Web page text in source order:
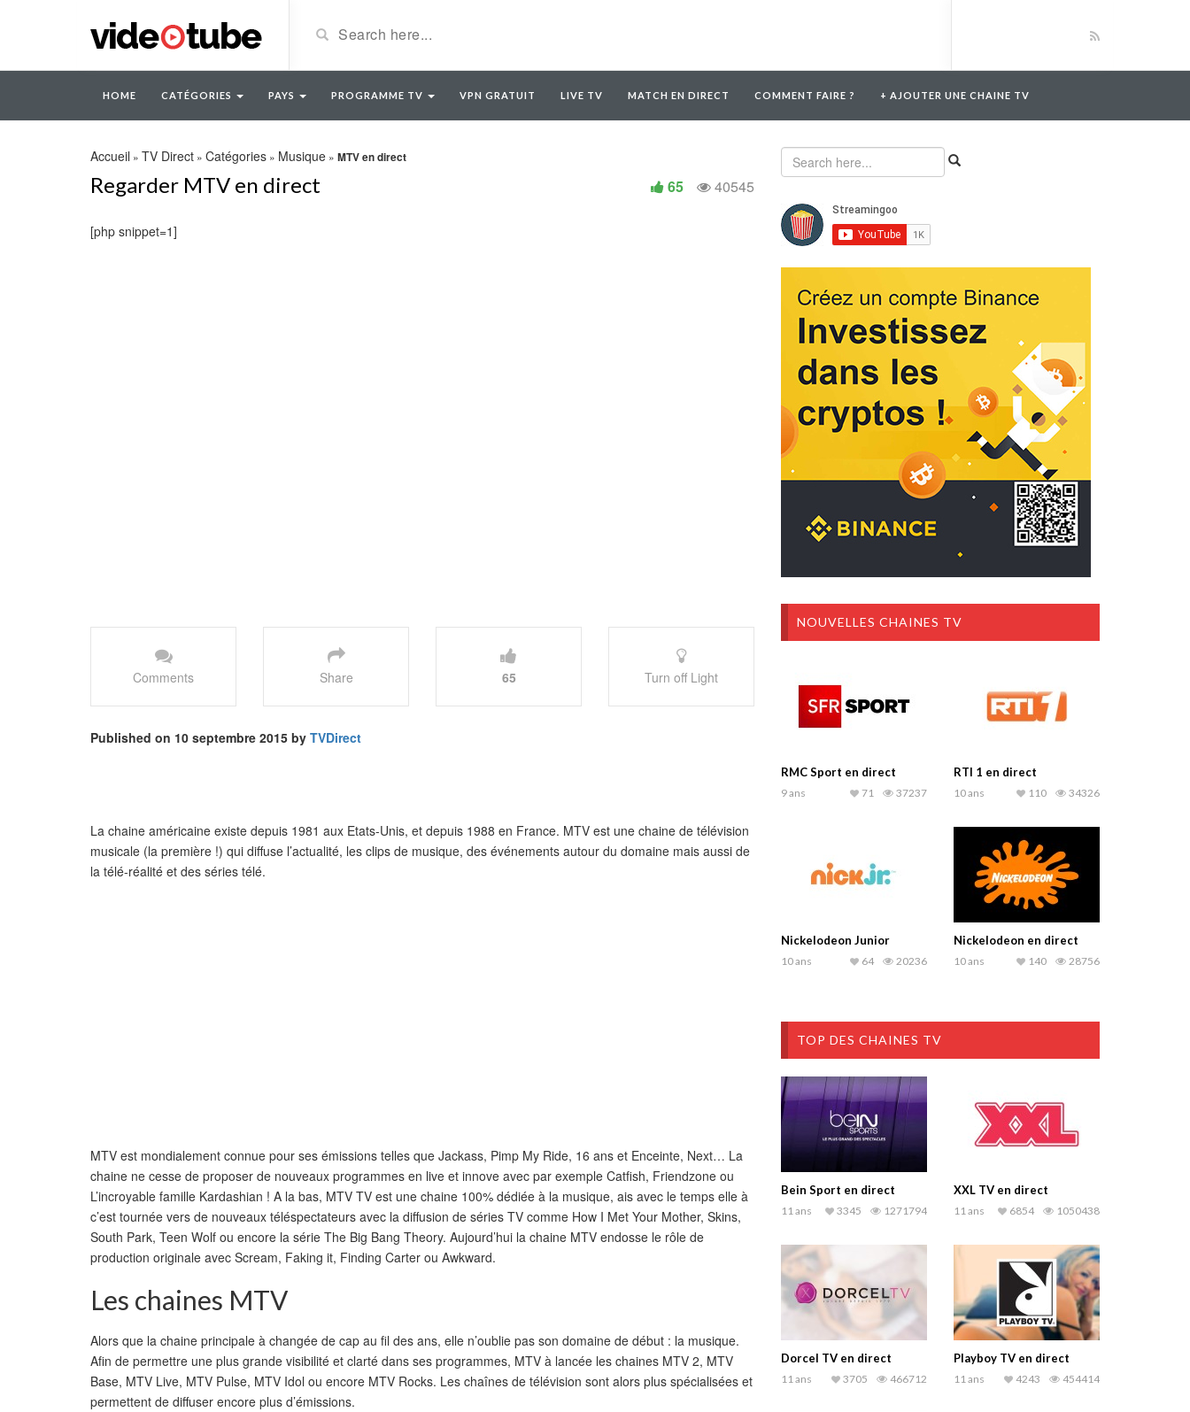
HOME CATÉGORIES PAYS PROGRAMME TV VPN GRATUIT LIVE TV MATCH EN DIRECT COMMENT FAIRE ? + AJOUTER UNE CHAINE TV
Accueil » TV Direct » Catégories » Musique » MTV en direct
Regarder MTV en direct 40545
65
[php snippet=1]
Comments Share 65 Turn off Light
Published on 10 septembre 2015 by TVDirect
La chaine américaine existe depuis 1981 aux Etats-Unis, et depuis 1988 en France. MTV est une chaine de télévision
musicale (la première !) qui diffuse l’actualité, les clips de musique, des événements autour du domaine mais aussi de
la télé-réalité et des séries télé.
MTV est mondialement connue pour ses émissions telles que Jackass, Pimp My Ride, 16 ans et Enceinte, Next… La
chaine ne cesse de proposer de nouveaux programmes en live et innove avec par exemple Catfish, Friendzone ou
L’incroyable famille Kardashian ! A la bas, MTV TV est une chaine 100% dédiée à la musique, ais avec le temps elle à
c’est tournée vers de nouveaux téléspectateurs avec la diffusion de séries TV comme How I Met Your Mother, Skins,
South Park, Teen Wolf ou encore la série The Big Bang Theory. Aujourd’hui la chaine MTV endosse le rôle de
production originale avec Scream, Faking it, Finding Carter ou Awkward.
Les chaines MTV
Alors que la chaine principale à changée de cap au fil des ans, elle n’oublie pas son domaine de début : la musique.
Afin de permettre une plus grande visibilité et clarté dans ses programmes, MTV à lancée les chaines MTV 2, MTV
Base, MTV Live, MTV Pulse, MTV Idol ou encore MTV Rocks. Les chaînes de télévision sont alors plus spécialisées et
permettent de diffuser encore plus d’émissions.
NOUVELLES CHAINES TV
RMC Sport en direct
9 ans 37237
71
RTI 1 en direct
10 ans 34326
110
Nickelodeon Junior
10 ans 20236
64
Nickelodeon en direct
10 ans 28756
140
TOP DES CHAINES TV
Bein Sport en direct
11 ans 1271794
3345
XXL TV en direct
11 ans 1050438
6854
Dorcel TV en direct
11 ans 466712
3705
Playboy TV en direct
11 ans 454414
4243